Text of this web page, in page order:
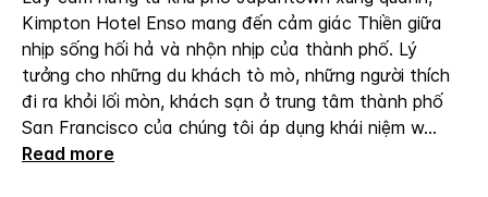
Liên
kết
trang
tương
tự.
Kimpton Hotel Enso mang đến cảm giác Thiền giữa
nhịp sống hối hả và nhộn nhịp của thành phố. Lý
tưởng cho những du khách tò mò, những người thích
đi ra khỏi lối mòn, khách sạn ở trung tâm thành phố
San Francisco của chúng tôi áp dụng khái niệm w...
Read more